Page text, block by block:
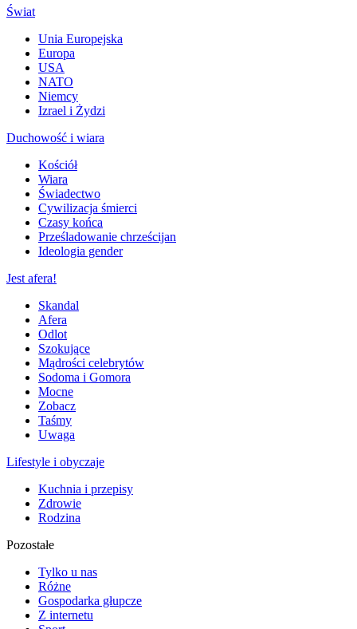
Świat
Unia Europejska
Europa
USA
NATO
Niemcy
Izrael i Żydzi
Duchowość i wiara
Kościół
Wiara
Świadectwo
Cywilizacja śmierci
Czasy końca
Prześladowanie chrześcijan
Ideologia gender
Jest afera!
Skandal
Afera
Odlot
Szokujące
Mądrości celebrytów
Sodoma i Gomora
Mocne
Zobacz
Taśmy
Uwaga
Lifestyle i obyczaje
Kuchnia i przepisy
Zdrowie
Rodzina
Pozostałe
Tylko u nas
Różne
Gospodarka głupcze
Z internetu